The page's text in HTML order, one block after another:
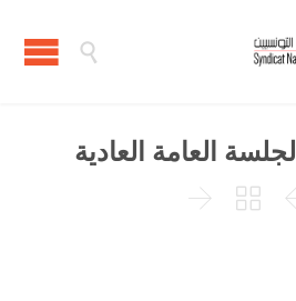

العامة العادية

